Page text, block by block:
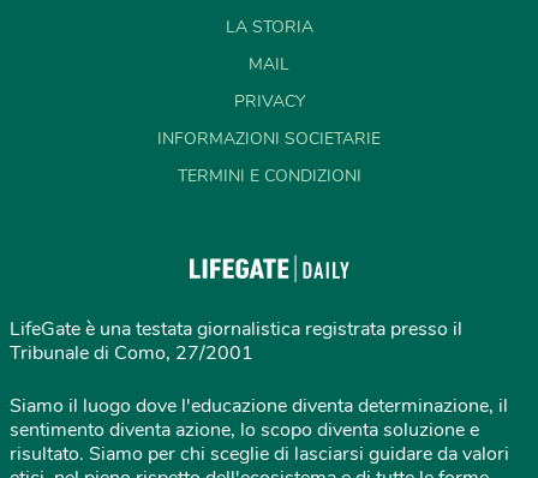
LA STORIA
MAIL
PRIVACY
INFORMAZIONI SOCIETARIE
TERMINI E CONDIZIONI
LifeGate è una testata giornalistica registrata presso il
Tribunale di Como, 27/2001
Siamo il luogo dove l'educazione diventa determinazione, il
sentimento diventa azione, lo scopo diventa soluzione e
risultato. Siamo per chi sceglie di lasciarsi guidare da valori